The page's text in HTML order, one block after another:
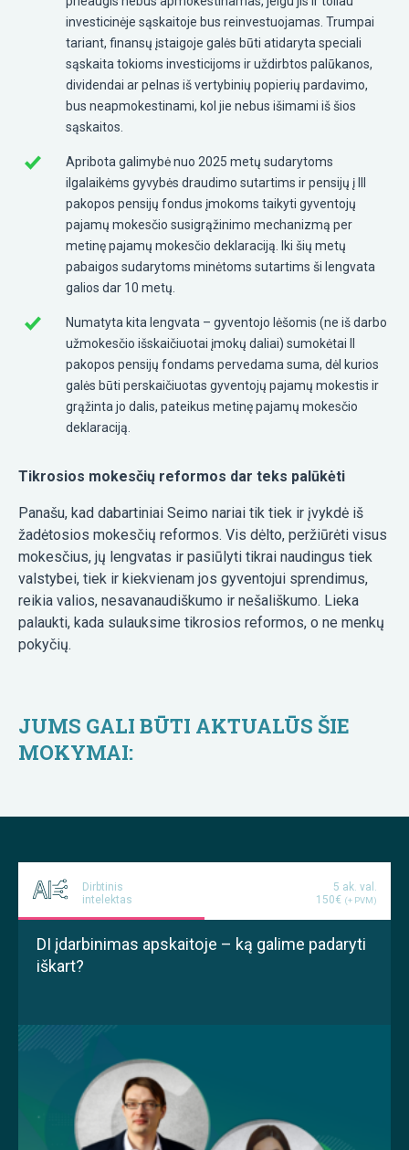
investicinėje sąskaitoje bus reinvestuojamas. Trumpai
tariant, finansų įstaigoje galės būti atidaryta speciali
sąskaita tokioms investicijoms ir uždirbtos palūkanos,
dividendai ar pelnas iš vertybinių popierių pardavimo,
bus neapmokestinami, kol jie nebus išimami iš šios
sąskaitos.
Apribota galimybė nuo 2025 metų sudarytoms
ilgalaikėms gyvybės draudimo sutartims ir pensijų į III
pakopos pensijų fondus įmokoms taikyti gyventojų
pajamų mokesčio susigrąžinimo mechanizmą per
metinę pajamų mokesčio deklaraciją. Iki šių metų
pabaigos sudarytoms minėtoms sutartims ši lengvata
galios dar 10 metų.
Numatyta kita lengvata – gyventojo lėšomis (ne iš darbo
užmokesčio išskaičiuotai įmokų daliai) sumokėtai II
pakopos pensijų fondams pervedama suma, dėl kurios
galės būti perskaičiuotas gyventojų pajamų mokestis ir
grąžinta jo dalis, pateikus metinę pajamų mokesčio
deklaraciją.
Tikrosios mokesčių reformos dar teks palūkėti
Panašu, kad dabartiniai Seimo nariai tik tiek ir įvykdė iš
žadėtosios mokesčių reformos. Vis dėlto, peržiūrėti visus
mokesčius, jų lengvatas ir pasiūlyti tikrai naudingus tiek
valstybei, tiek ir kiekvienam jos gyventojui sprendimus,
reikia valios, nesavanaudiškumo ir nešališkumo. Lieka
palaukti, kada sulauksime tikrosios reformos, o ne menkų
pokyčių.
JUMS GALI BŪTI AKTUALŪS ŠIE
MOKYMAI:
Dirbtinis
intelektas
5 ak. val.
150€ (+ PVM)
DI įdarbinimas apskaitoje – ką galime padaryti
iškart?